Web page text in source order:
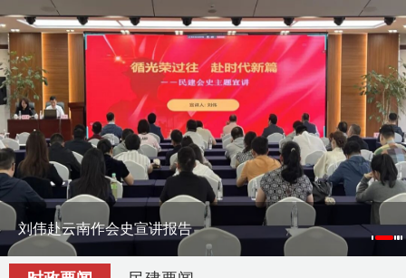
刘伟率课题组赴宁夏调研地方组织会员发展
渝滇民建书画院在昆明举办交流笔会
刘伟赴云南作会史宣讲报告